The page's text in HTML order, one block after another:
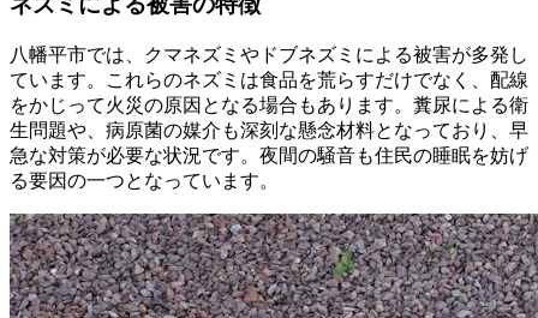
八幡平市では、クマネズミやドブネズミによる被害が多発し
ています。これらのネズミは食品を荒らすだけでなく、配線
をかじって火災の原因となる場合もあります。糞尿による衛
生問題や、病原菌の媒介も深刻な懸念材料となっており、早
急な対策が必要な状況です。夜間の騒音も住民の睡眠を妨げ
る要因の一つとなっています。